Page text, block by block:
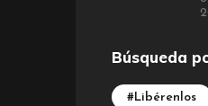
Búsqueda
#Libérenlos